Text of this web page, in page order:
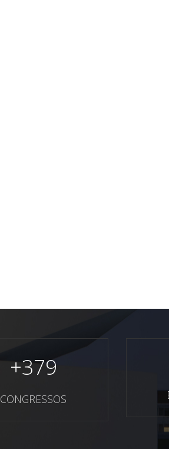
+379
CONGRESSOS